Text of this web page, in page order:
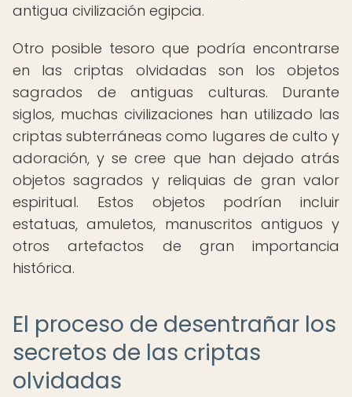
antigua civilización egipcia.
Otro posible tesoro que podría encontrarse
en las criptas olvidadas son los objetos
sagrados de antiguas culturas. Durante
siglos, muchas civilizaciones han utilizado las
criptas subterráneas como lugares de culto y
adoración, y se cree que han dejado atrás
objetos sagrados y reliquias de gran valor
espiritual. Estos objetos podrían incluir
estatuas, amuletos, manuscritos antiguos y
otros artefactos de gran importancia
histórica.
El proceso de desentrañar los
secretos de las criptas
olvidadas